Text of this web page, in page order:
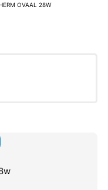
OVAAL 28W